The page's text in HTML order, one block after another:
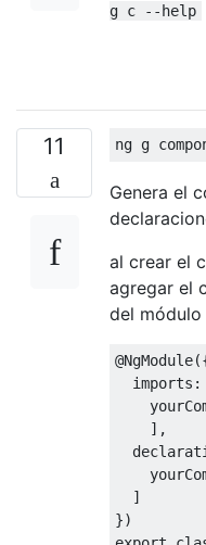
g c --help
11
Genera el
al crear el
agregar el
del módulo
imports:
    ],
  ]
})